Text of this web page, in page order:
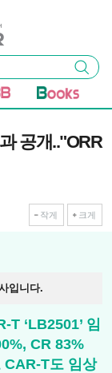
검색
공개.."ORR
작게 크게
입니다.
‘LB2501’ 임
CR 83%
CAR-T도 임상